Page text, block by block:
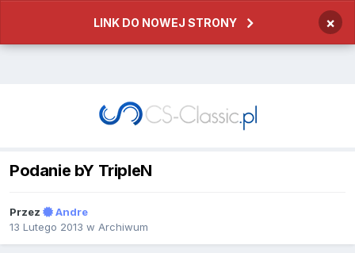
LINK DO NOWEJ STRONY ×
Podanie bY TripleN
Przez
Andre
13 Lutego 2013 w Archiwum